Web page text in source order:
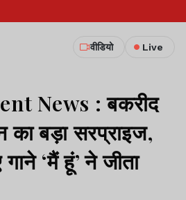
वीडियो Live
News : बकरीद
का बड़ा सरप्राइज,
‘मैं हूं’ ने जीता